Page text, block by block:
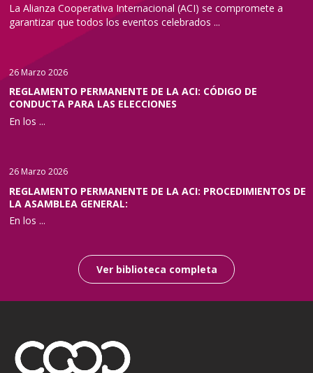
La Alianza Cooperativa Internacional (ACI) se compromete a
garantizar que todos los eventos celebrados ...
26 Marzo 2026
REGLAMENTO PERMANENTE DE LA ACI: CÓDIGO DE
CONDUCTA PARA LAS ELECCIONES
En los ...
26 Marzo 2026
REGLAMENTO PERMANENTE DE LA ACI: PROCEDIMIENTOS DE
LA ASAMBLEA GENERAL:
En los ...
Ver biblioteca completa